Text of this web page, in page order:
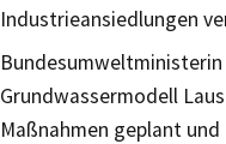
Industrieansiedlungen
Grundwassermodell
Maßnahmen geplant